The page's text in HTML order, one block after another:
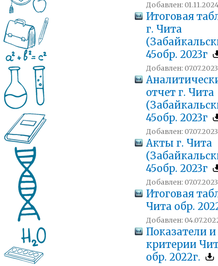
Добавлен: 01.11.2024
Итоговая
г. Чита
45обр. 2023г
Добавлен:
отчет г. Чита
45обр. 2023г
Добавлен:
Акты г. Чита
45обр. 2023г
Добавлен:
Итоговая
Чита обр.
Добавлен:
Показатели и
критерии
обр. 2022г.